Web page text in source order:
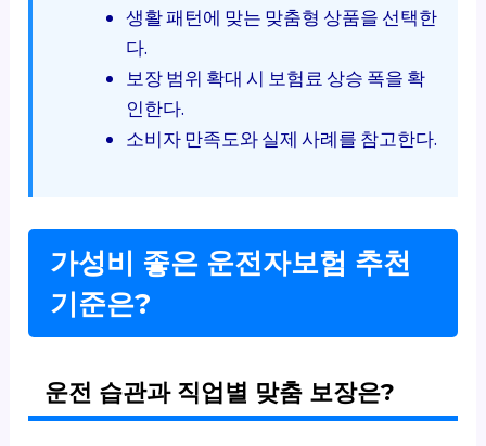
생활 패턴에 맞는 맞춤형 상품을 선택한
다.
보장 범위 확대 시 보험료 상승 폭을 확
인한다.
소비자 만족도와 실제 사례를 참고한다.
가성비 좋은 운전자보험 추천
기준은?
운전 습관과 직업별 맞춤 보장은?